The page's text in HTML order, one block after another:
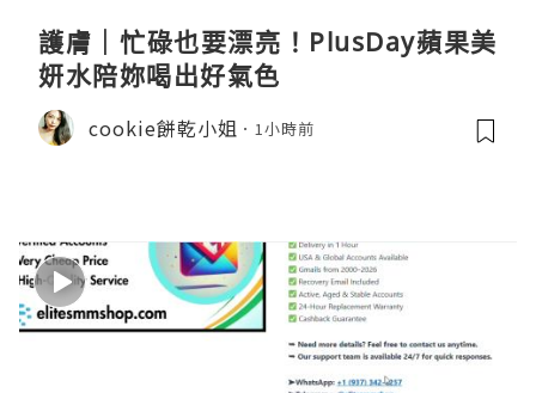
護膚｜忙碌也要漂亮！PlusDay蘋果美
妍水陪妳喝出好氣色
cookie餅乾小姐 1小時前